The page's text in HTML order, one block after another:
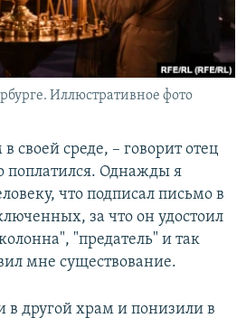
Иллюстративное фото
своей среде, – говорит отец
поплатился. Однажды я
что подписал письмо в
за что он удостоил
"предатель" и так
мне существование.
в другой храм и понизили в